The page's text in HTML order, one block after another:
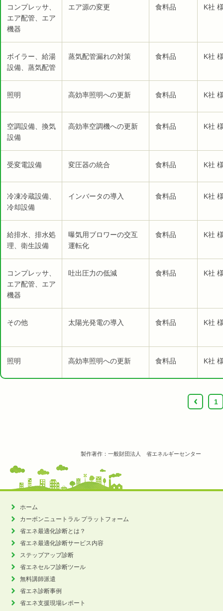
コンプレッサ、
エア配管、エア
機器
エア源の変更 食料品 K社
ボイラー、給湯
設備、蒸気配管
蒸気配管漏れの対策 食料品 K社
照明 高効率照明への更新 食料品 K社
空調設備、換気
設備
高効率空調機への更新 食料品 K社
受変電設備 変圧器の統合 食料品 K社
冷凍冷蔵設備、
冷却設備
インバータの導入 食料品 K社
給排水、排水処
理、衛生設備
曝気用ブロワーの交互
運転化
食料品 K社
コンプレッサ、
エア配管、エア
機器
吐出圧力の低減 食料品 K社
その他 太陽光発電の導入 食料品 K社
照明 高効率照明への更新 食料品 K社
‹ 1
製作著作：一般財団法人 省エネルギーセンター
ホーム
カーボンニュートラル プラットフォーム
省エネ最適化診断とは？
省エネ最適化診断サービス内容
ステップアップ診断
省エネセルフ診断ツール
無料講師派遣
省エネ診断事例
省エネ支援現場レポート